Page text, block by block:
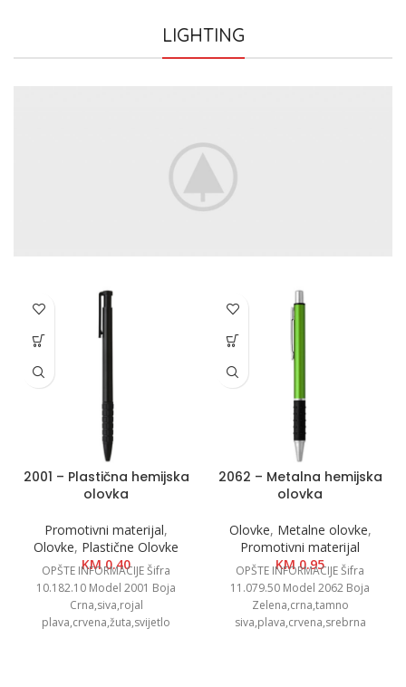
LIGHTING
2001 – Plastična hemijska
olovka
Promotivni materijal,
Olovke, Plastične Olovke
KM0.40
OPŠTE INFORMACIJE Šifra
10.182.10 Model 2001 Boja
Crna,siva,rojal
plava,crvena,žuta,svijetlo
2062 – Metalna hemijska
olovka
Olovke, Metalne olovke,
Promotivni materijal
KM0.95
OPŠTE INFORMACIJE Šifra
11.079.50 Model 2062 Boja
Zelena,crna,tamno
siva,plava,crvena,srebrna